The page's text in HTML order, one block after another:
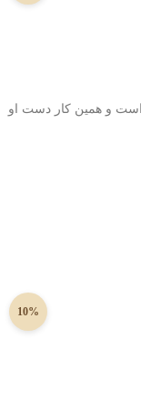
است و همین کار دست او
10%